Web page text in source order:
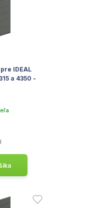
IDEAL
a 4350 -